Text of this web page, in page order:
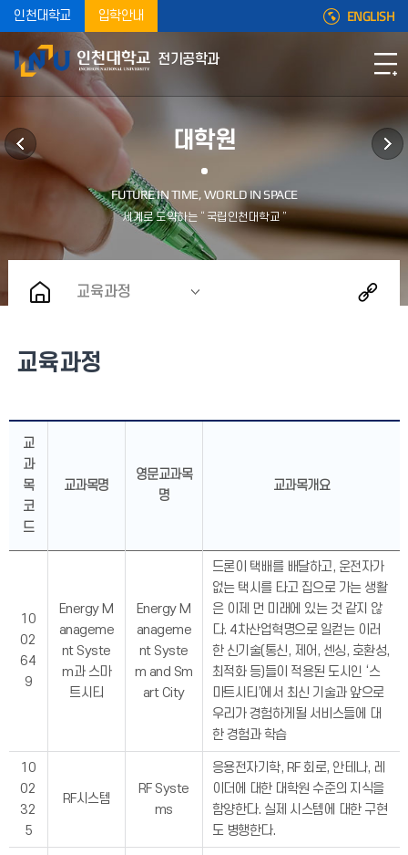
인천대학교 입학안내 ENGLISH
전기공학과
대학원
교육과정
교육과정
교
과
목
코
드
교과목명
영문교과목
명
교과목개요
10
02
64
9
Energy M
anageme
nt Syste
m과 스마
트시티
Energy M
anageme
nt Syste
m and Sm
art City
드론이 택배를 배달하고, 운전자가
없는 택시를 타고 집으로 가는 생활
은 이제 먼 미래에 있는 것 같지 않
다. 4차산업혁명으로 일컫는 이러
한 신기술(통신, 제어, 센싱, 호환성,
최적화 등)들이 적용된 도시인 ‘스
마트시티’에서 최신 기술과 앞으로
우리가 경험하게될 서비스들에 대
한 경험과 학습
10
02
32
5
RF시스템
RF Syste
ms
응용전자기학, RF 회로, 안테나, 레
이더에 대한 대학원 수준의 지식을
함양한다. 실제 시스템에 대한 구현
도 병행한다.